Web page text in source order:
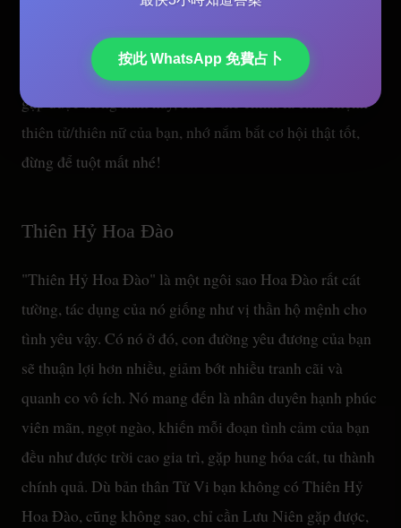
có đối tượng ổn định, lại vừa gặp Lưu Niên (ví dụ năm
) đi đến Chính Duyên Hoa Đào, cơ hội kết hôn là
rất lớn! Các bạn còn độc thân cũng đừng lo, đối tượng
gặp được trong năm này, rất có thể chính là chân mệnh
thiên tử/thiên nữ của bạn, nhớ nắm bắt cơ hội thật tốt,
đừng để tuột mất nhé!
Thiên Hỷ Hoa Đào
"Thiên Hỷ Hoa Đào" là một ngôi sao Hoa Đào rất cát
tường, tác dụng của nó giống như vị thần hộ mệnh cho
tình yêu vậy. Có nó ở đó, con đường yêu đương của bạn
sẽ thuận lợi hơn nhiều, giảm bớt nhiều tranh cãi và
quanh co vô ích. Nó mang đến là nhân duyên hạnh phúc
viên mãn, ngọt ngào, khiến mỗi đoạn tình cảm của bạn
đều như được trời cao gia trì, gặp hung hóa cát, tu thành
chính quả. Dù bản thân Tử Vi bạn không có Thiên Hỷ
Hoa Đào, cũng không sao, chỉ cần Lưu Niên gặp được,
按此 WhatsApp 免費占卜